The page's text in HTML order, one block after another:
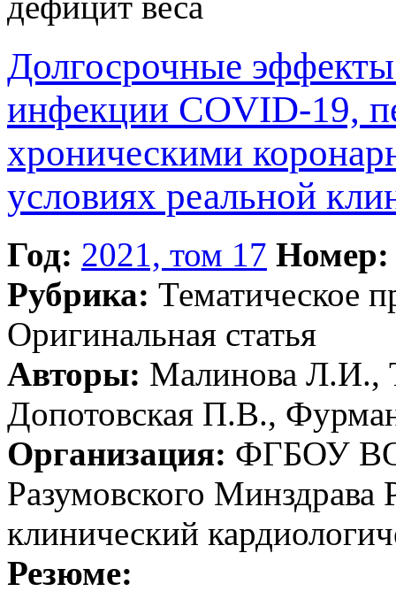
Долгосрочные
инфекции COVID-19,
хроническими
условиях реальной
Год: 2021, том 17 Номер:
Рубрика: Тематическое
Оригинальная статья
Авторы: Малинова Л.И.,
Допотовская П.В.,
Организация: ФГБОУ
Разумовского
клинический
Резюме: